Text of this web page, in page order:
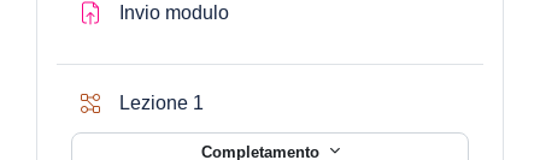
Invio moduloCompito
Lezione 1
Completamento